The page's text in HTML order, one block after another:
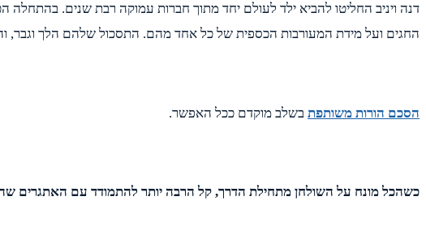
דנה ויניב החליטו להביא ילד לעולם יחד מתוך חברות עמוקה רבת שנים.
החגים ועל מידת המעורבות הכספית של כל אחד מהם. התסכול שלהם הלך וגבר,
הסכם הורות משותפת בשלב מוקדם ככל האפשר.
כשהכל מונח על השולחן מתחילת הדרך, קל הרבה יותר להתמודד עם האתגרים